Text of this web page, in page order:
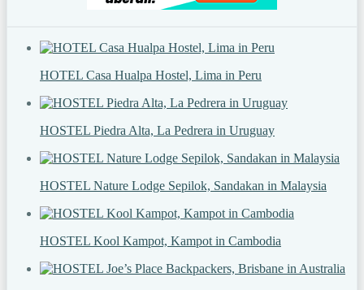
HOTEL Casa Hualpa Hostel, Lima in Peru
HOSTEL Piedra Alta, La Pedrera in Uruguay
HOSTEL Nature Lodge Sepilok, Sandakan in Malaysia
HOSTEL Kool Kampot, Kampot in Cambodia